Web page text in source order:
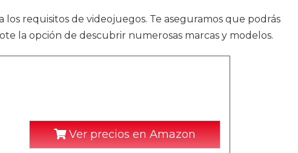
los requisitos de videojuegos. Te aseguramos que podrás
la opción de descubrir numerosas marcas y modelos.
Ver precios en Amazon